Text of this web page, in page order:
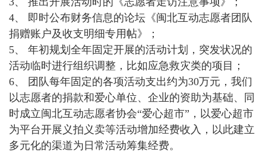
4、 即时公布财务信息的论坛《闽北互动志愿者团队
捐赠账户及收支明细专用帖》；
5、 年初规划全年固定开展的活动计划，突发状况的
活动临时进行组织调整，比如应急救灾类的项目；
6、 团队每年固定的各项活动支出约为30万元，我们
以志愿者的捐款和爱心单位、企业的资助为基础、同
时成立闽北互动志愿者协会“爱心超市”，以爱心超市
为平台开展义拍义卖等活动增加经费收入，以此建立
多元化的渠道为日常活动筹集经费。